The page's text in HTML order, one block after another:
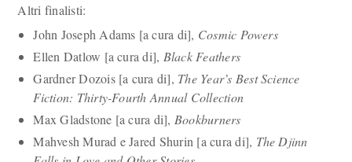
Altri finalisti:
John Joseph Adams [a cura di], Cosmic Powers
Ellen Datlow [a cura di], Black Feathers
Gardner Dozois [a cura di], The Year’s Best Science
Fiction: Thirty-Fourth Annual Collection
Max Gladstone [a cura di], Bookburners
Mahvesh Murad e Jared Shurin [a cura di], The Djinn